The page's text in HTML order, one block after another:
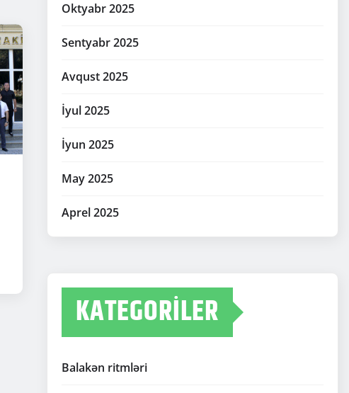
Oktyabr 2025
Sentyabr 2025
Avqust 2025
İyul 2025
İyun 2025
May 2025
Aprel 2025
KATEGORILER
Balakən ritmləri